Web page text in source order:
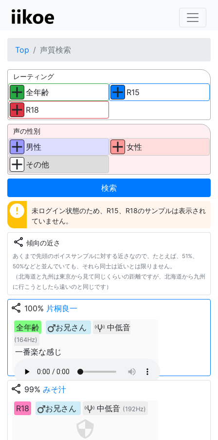
Top 声質検索
レーティング
全年齢
R18
R15
声の性別
男性
その他
女性
error
未ログイン状態のため、R15、R18のサンプルは表示され
ていません。
share 傾向の近さ
あくまで先頭のボイスサンプルに対する近さなので、たとえば、51%、
50%などと並んでいても、それら同士は近いとは限りません。
（北海道と九州は東京から見て同じくらいの距離ですが、北海道から九州
に行こうとしたら遠いのと同じです）
share 100% 片桐良一
全年齢
お兄さん 中低音
(164Hz)
一番楽な感じ
share 99% みそ汁
R18
お兄さん 中低音 (192Hz)